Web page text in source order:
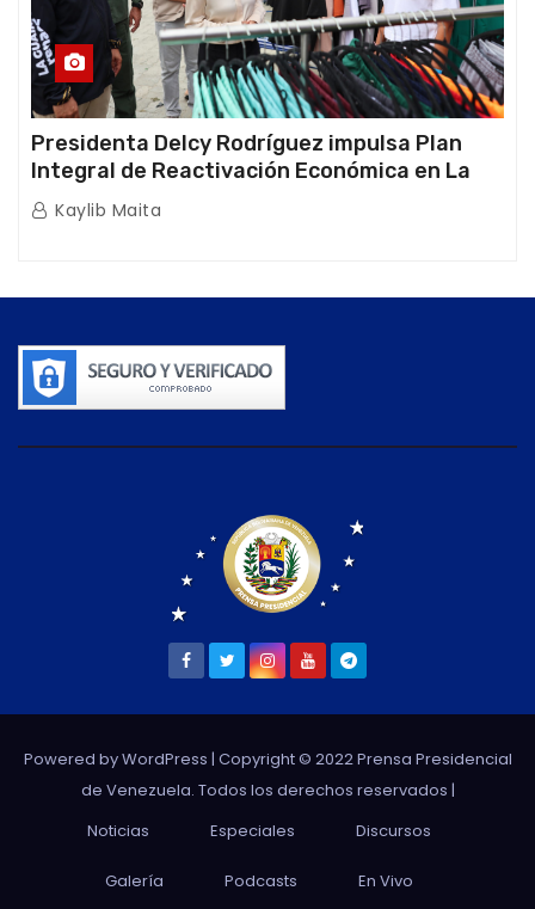
Presidenta Delcy Rodríguez impulsa Plan
Integral de Reactivación Económica en La
Guaira
Kaylib Maita
Powered by WordPress | Copyright © 2022 Prensa Presidencial
de Venezuela. Todos los derechos reservados |
Noticias
Especiales Discursos
Galería Podcasts En Vivo